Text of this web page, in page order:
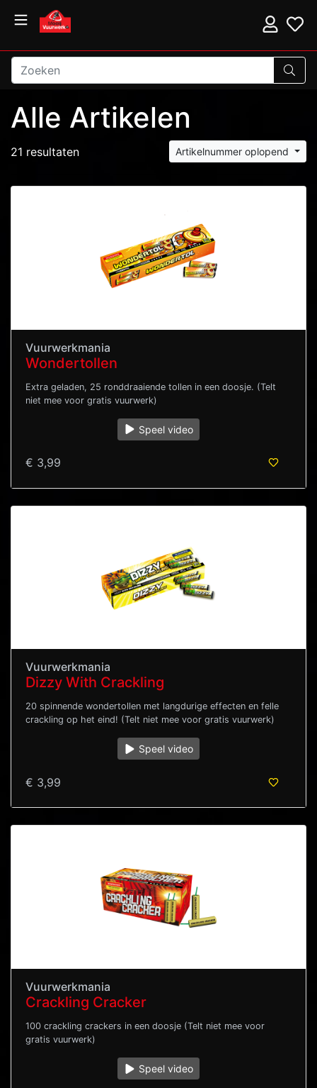
Alle Artikelen
21 resultaten Artikelnummer oplopend
Vuurwerkmania
Wondertollen
Extra geladen, 25 ronddraaiende tollen in een doosje. (Telt
niet mee voor gratis vuurwerk)
Speel video
€ 3,99
Vuurwerkmania
Dizzy With Crackling
20 spinnende wondertollen met langdurige effecten en felle
crackling op het eind! (Telt niet mee voor gratis vuurwerk)
Speel video
€ 3,99
Vuurwerkmania
Crackling Cracker
100 crackling crackers in een doosje (Telt niet mee voor
gratis vuurwerk)
Speel video